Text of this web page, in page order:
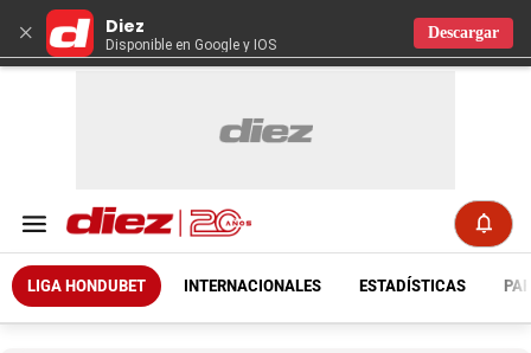
× Diez
Disponible en Google y IOS
Descargar
LIGA HONDUBET INTERNACIONALES ESTADÍSTICAS